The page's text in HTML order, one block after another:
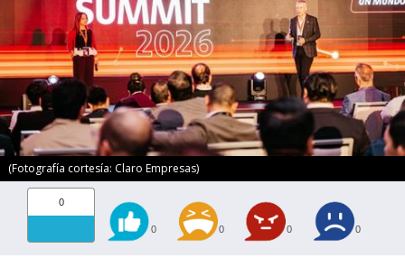
(Fotografía cortesía: Claro Empresas)
0
0 0 0 0